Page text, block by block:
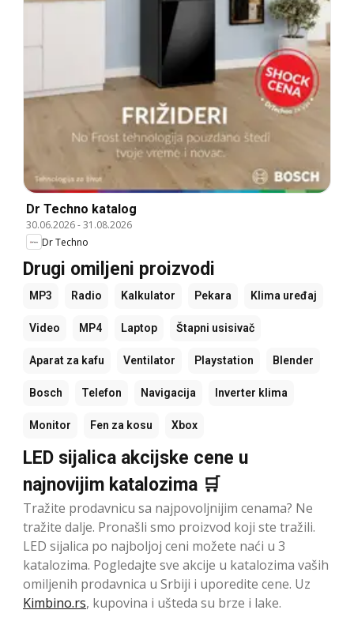
Dr Techno katalog
30.06.2026-31.08.2026
Dr Techno
Drugi omiljeni proizvodi
MP3 Radio Kalkulator Pekara Klima uređaj
Video MP4 Laptop Štapni usisivač
Aparat za kafu Ventilator Playstation Blender
Bosch Telefon Navigacija Inverter klima
Monitor Fen za kosu Xbox
LED sijalica akcijske cene u
najnovijim katalozima 🛒
Tražite prodavnicu sa najpovoljnijim cenama? Ne
tražite dalje. Pronašli smo proizvod koji ste tražili.
LED sijalica po najboljoj ceni možete naći u 3
katalozima. Pogledajte sve akcije u katalozima vaših
omiljenih prodavnica u Srbiji i uporedite cene. Uz
Kimbino.rs, kupovina i ušteda su brze i lake.